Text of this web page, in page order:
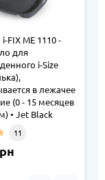
FIX ME 1110 -
для
i-Size
в лежачее
(0 - 15 месяцев
• Jet Black
11